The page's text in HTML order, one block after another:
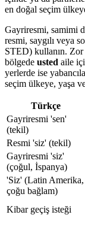
en doğal seçim
Gayriresmi, samimi
resmi, saygılı veya
STED) kullanın. Zor
bölgede usted aile
yerlerde ise
seçim ülkeye, yaşa
Türkçe
Gayriresmi 'sen'
(tekil)
Resmi 'siz' (tekil)
Gayriresmi 'siz'
(çoğul, İspanya)
'Siz' (Latin Amerika,
çoğu bağlam)
Kibar geçiş isteği